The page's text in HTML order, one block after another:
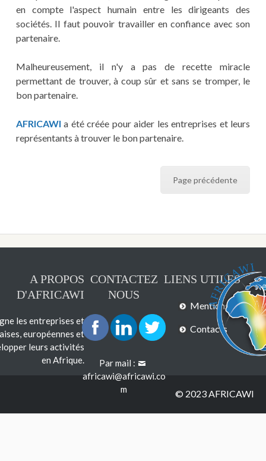
en compte l'aspect humain entre les dirigeants des
sociétés. Il faut pouvoir travailler en confiance avec son
partenaire.
Malheureusement, il n'y a pas de recette miracle
permettant de trouver, à coup sûr et sans se tromper, le
bon partenaire.
AFRICAWI a été créée pour aider les entreprises et leurs
représentants à trouver le bon partenaire.
Page précédente
A PROPOS
D'AFRICAWI
les entreprises et
européennes et
leurs activités
en Afrique.
CONTACTEZ
NOUS
Par mail :
africawi@africawi.co
m
LIENS UTILES
Mentions légales
Contacts
© 2023 AFRICAWI